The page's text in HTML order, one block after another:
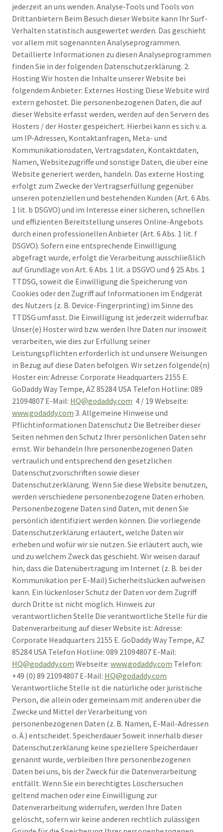
jederzeit an uns wenden. Analyse-Tools und Tools von
Drittanbietern Beim Besuch dieser Website kann Ihr Surf-
Verhalten statistisch ausgewertet werden. Das geschieht
vor allem mit sogenannten Analyseprogrammen.
Detaillierte Informationen zu diesen Analyseprogrammen
finden Sie in der folgenden Datenschutzerklärung. 2.
Hosting Wir hosten die Inhalte unserer Website bei
folgendem Anbieter: Externes Hosting Diese Website wird
extern gehostet. Die personenbezogenen Daten, die auf
dieser Website erfasst werden, werden auf den Servern des
Hosters / der Hoster gespeichert. Hierbei kann es sich v. a.
um IP-Adressen, Kontaktanfragen, Meta- und
Kommunikationsdaten, Vertragsdaten, Kontaktdaten,
Namen, Websitezugriffe und sonstige Daten, die über eine
Website generiert werden, handeln. Das externe Hosting
erfolgt zum Zwecke der Vertragserfüllung gegenüber
unseren potenziellen und bestehenden Kunden (Art. 6 Abs.
1 lit. b DSGVO) und im Interesse einer sicheren, schnellen
und effizienten Bereitstellung unseres Online-Angebots
durch einen professionellen Anbieter (Art. 6 Abs. 1 lit. f
DSGVO). Sofern eine entsprechende Einwilligung
abgefragt wurde, erfolgt die Verarbeitung ausschließlich
auf Grundlage von Art. 6 Abs. 1 lit. a DSGVO und § 25 Abs. 1
TTDSG, soweit die Einwilligung die Speicherung von
Cookies oder den Zugriff auf Informationen im Endgerät
des Nutzers (z. B. Device-Fingerprinting) im Sinne des
TTDSG umfasst. Die Einwilligung ist jederzeit widerrufbar.
Unser(e) Hoster wird bzw. werden Ihre Daten nur insoweit
verarbeiten, wie dies zur Erfüllung seiner
Leistungspflichten erforderlich ist und unsere Weisungen
in Bezug auf diese Daten befolgen. Wir setzen folgende(n)
Hoster ein: Adresse: Corporate Headquarters 2155 E.
GoDaddy Way Tempe, AZ 85284 USA Telefon Hotline: 089
21094807 E-Mail: HQ@godaddy.com 4 / 19 Webseite:
www.godaddy.com 3. Allgemeine Hinweise und
Pflichtinformationen Datenschutz Die Betreiber dieser
Seiten nehmen den Schutz Ihrer persönlichen Daten sehr
ernst. Wir behandeln Ihre personenbezogenen Daten
vertraulich und entsprechend den gesetzlichen
Datenschutzvorschriften sowie dieser
Datenschutzerklärung. Wenn Sie diese Website benutzen,
werden verschiedene personenbezogene Daten erhoben.
Personenbezogene Daten sind Daten, mit denen Sie
persönlich identifiziert werden können. Die vorliegende
Datenschutzerklärung erläutert, welche Daten wir
erheben und wofür wir sie nutzen. Sie erläutert auch, wie
und zu welchem Zweck das geschieht. Wir weisen darauf
hin, dass die Datenübertragung im Internet (z. B. bei der
Kommunikation per E-Mail) Sicherheitslücken aufweisen
kann. Ein lückenloser Schutz der Daten vor dem Zugriff
durch Dritte ist nicht möglich. Hinweis zur
verantwortlichen Stelle Die verantwortliche Stelle für die
Datenverarbeitung auf dieser Website ist: Adresse:
Corporate Headquarters 2155 E. GoDaddy Way Tempe, AZ
85284 USA Telefon Hotline: 089 21094807 E-Mail:
HQ@godaddy.com Webseite: www.godaddy.com Telefon:
+49 (0) 89 21094807 E-Mail: HQ@godaddy.com
Verantwortliche Stelle ist die natürliche oder juristische
Person, die allein oder gemeinsam mit anderen über die
Zwecke und Mittel der Verarbeitung von
personenbezogenen Daten (z. B. Namen, E-Mail-Adressen
o. Ä.) entscheidet. Speicherdauer Soweit innerhalb dieser
Datenschutzerklärung keine speziellere Speicherdauer
genannt wurde, verbleiben Ihre personenbezogenen
Daten bei uns, bis der Zweck für die Datenverarbeitung
entfällt. Wenn Sie ein berechtigtes Löschersuchen
geltend machen oder eine Einwilligung zur
Datenverarbeitung widerrufen, werden Ihre Daten
gelöscht, sofern wir keine anderen rechtlich zulässigen